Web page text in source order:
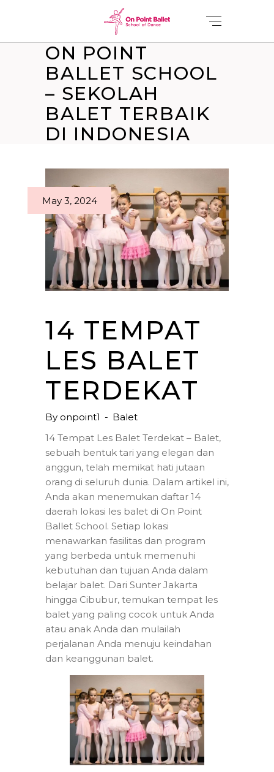
ON POINT
BALLET SCHOOL
– SEKOLAH
BALET TERBAIK
DI INDONESIA
May 3, 2024
14 TEMPAT
LES BALET
TERDEKAT
By onpoint1
Balet
14 Tempat Les Balet Terdekat – Balet,
sebuah bentuk tari yang elegan dan
anggun, telah memikat hati jutaan
orang di seluruh dunia. Dalam artikel ini,
Anda akan menemukan daftar 14
daerah lokasi les balet di On Point
Ballet School. Setiap lokasi
menawarkan fasilitas dan program
yang berbeda untuk memenuhi
kebutuhan dan tujuan Anda dalam
belajar balet. Dari Sunter Jakarta
hingga Cibubur, temukan tempat les
balet yang paling cocok untuk Anda
atau anak Anda dan mulailah
perjalanan Anda menuju keindahan
dan keanggunan balet.